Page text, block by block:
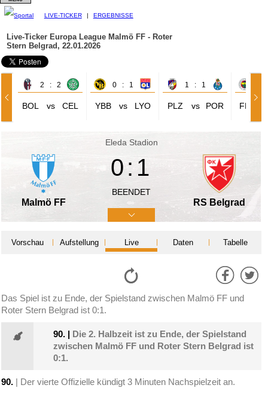
LIVE-TICKER | ERGEBNISSE
Live-Ticker Europa League Malmö FF - Roter
Stern Belgrad, 22.01.2026
2 : 2
BOL vs CEL
0 : 1
YBB vs LYO
1 : 1
PLZ vs POR FER
Eleda Stadion
Malmö FF
0:1
BEENDET
RS Belgrad
Vorschau Aufstellung Live Daten Tabelle
Das Spiel ist zu Ende, der Spielstand zwischen Malmö FF und
Roter Stern Belgrad ist 0:1.
90. | Die 2. Halbzeit ist zu Ende, der Spielstand
zwischen Malmö FF und Roter Stern Belgrad ist
0:1.
90. | Der vierte Offizielle kündigt 3 Minuten Nachspielzeit an.